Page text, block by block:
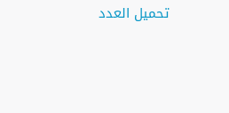
تحميل العدد